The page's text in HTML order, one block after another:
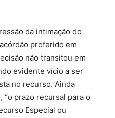
da intimação do
proferido em
não transitou em
evidente vício a ser
no recurso. Ainda
prazo recursal para o
Especial ou